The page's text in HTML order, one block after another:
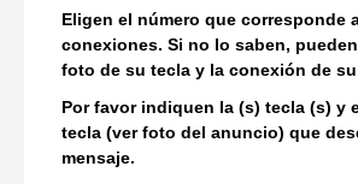
Eligen el número que corresponde
conexiones. Si no lo saben,
foto de su tecla y la conexión de
Por favor indiquen la (s) tecla (s) y
tecla (ver foto del anuncio) que
mensaje.